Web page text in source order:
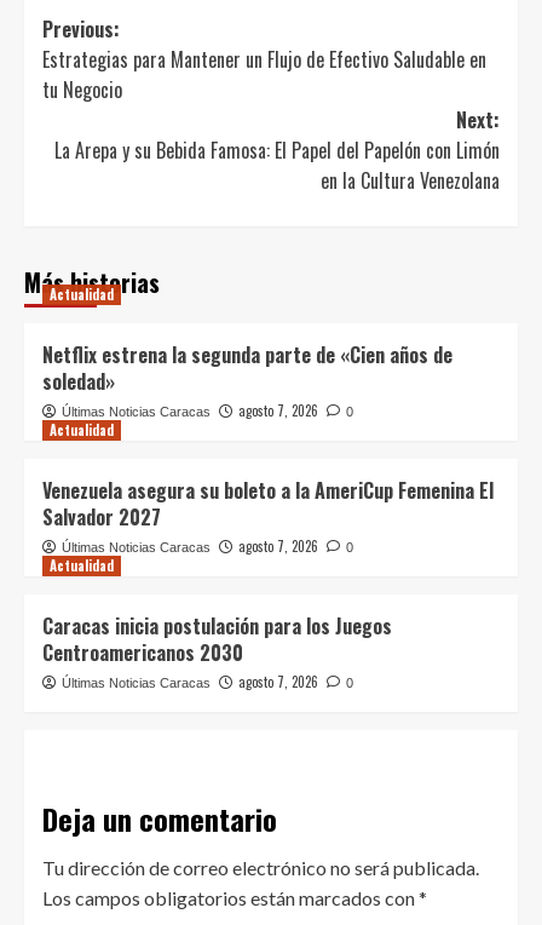
Post
navigation
Previous:
Estrategias para Mantener un Flujo de Efectivo Saludable en
tu Negocio
Next:
La Arepa y su Bebida Famosa: El Papel del Papelón con Limón
en la Cultura Venezolana
Más historias
Actualidad
Netflix estrena la segunda parte de «Cien años de
soledad»
Últimas Noticias Caracas agosto 7, 2026 0
Actualidad
Venezuela asegura su boleto a la AmeriCup Femenina El
Salvador 2027
Últimas Noticias Caracas agosto 7, 2026 0
Actualidad
Caracas inicia postulación para los Juegos
Centroamericanos 2030
Últimas Noticias Caracas agosto 7, 2026 0
Deja un comentario
Tu dirección de correo electrónico no será publicada.
Los campos obligatorios están marcados con*